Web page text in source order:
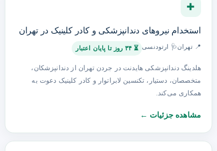
✚
استخدام نیروهای دندانپزشکی و کادر کلینیک در تهران
📍 تهران 🩺 ارتودنسی ⏳ ۳۴ روز تا پایان اعتبار
هلدینگ دندانپزشکی هایدنت در جردن تهران از دندانپزشکان،
متخصصان، دستیار، تکنسین لابراتوار و کادر کلینیک دعوت به
همکاری می‌کند.
مشاهده جزئیات ←